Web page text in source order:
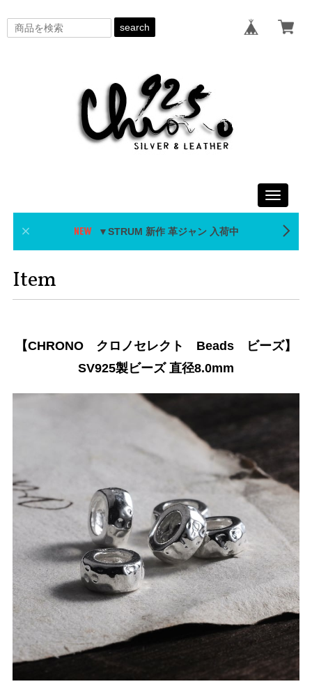
search
Toggle
▼STRUM 新作 革ジャン 入荷中
Item
【CHRONO クロノセレクト Beads ビーズ】
SV925製ビーズ 直径8.0mm